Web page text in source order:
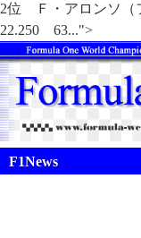
2位 Ｆ・アロ
22.250 63...">
F1News